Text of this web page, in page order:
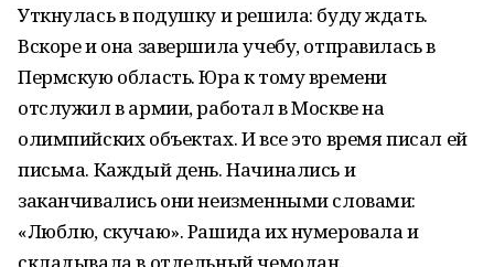
Уткнулась в подушку и решила: буду ждать.
Вскоре и она завершила учебу, отправилась в
Пермскую область. Юра к тому времени
отслужил в армии, работал в Москве на
олимпийских объектах. И все это время писал ей
письма. Каждый день. Начинались и
заканчивались они неизменными словами:
«Люблю, скучаю». Рашида их нумеровала и